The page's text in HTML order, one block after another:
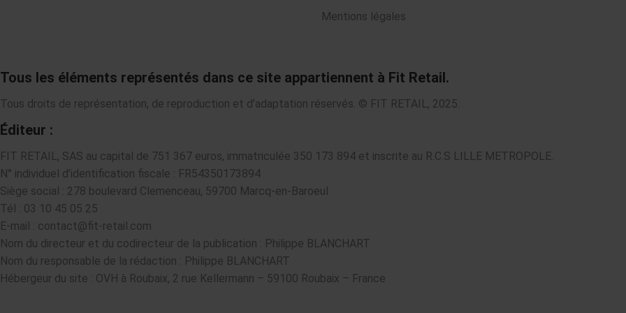
Mentions légales
Tous les éléments représentés dans ce site appartiennent à Fit Retail.
Tous droits de représentation, de reproduction et d’adaptation réservés. © FIT RETAIL, 2025.
Éditeur :
FIT RETAIL, SAS au capital de 751 367 euros, immatriculée 350 173 894 et inscrite au R.C.S LILLE METROPOLE.
N° individuel d’identification fiscale : FR54350173894
Siège social : 278 boulevard Clemenceau, 59700 Marcq-en-Baroeul
Tél : 03 10 45 05 25
E-mail : contact@fit-retail.com
Nom du directeur et du codirecteur de la publication : Philippe BLANCHART
Nom du responsable de la rédaction : Philippe BLANCHART
Hébergeur du site : OVH à Roubaix, 2 rue Kellermann – 59100 Roubaix – France